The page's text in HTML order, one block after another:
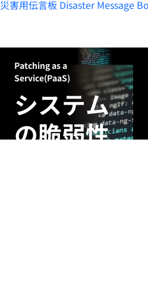
災害用伝言板 Disaster Message
Patching as a
Service(PaaS)
システム
の脆弱性